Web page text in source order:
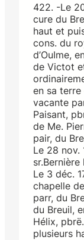
422. -Le
cure du
haut et
cons. du
d’OuIme,
de Victot
en sa terre
vacante
Paisant,
de Me.
pair, du
Le 28 nov.
Le 3 déc.
chapelle
parr, du
du Breuil,
Hélix,
plusieurs